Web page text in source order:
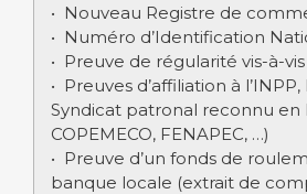
• Nouveau Registre de
• Numéro d’Identification
• Preuve de régularité vis-à-
• Preuves d’affiliation à
Syndicat patronal reconnu en
COPEMECO, FENAPEC, …)
• Preuve d’un fonds de
banque locale (extrait de